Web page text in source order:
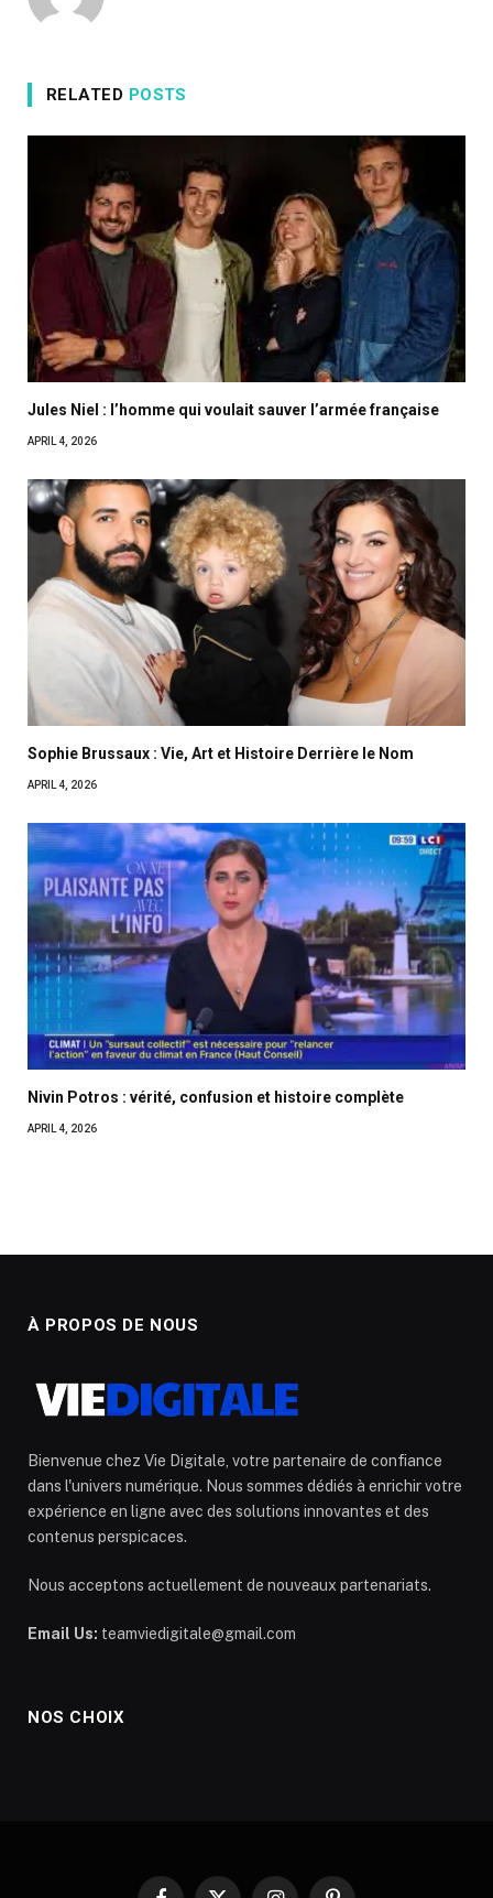
RELATED POSTS
Jules Niel : l’homme qui voulait sauver l’armée française
APRIL 4, 2026
Sophie Brussaux : Vie, Art et Histoire Derrière le Nom
APRIL 4, 2026
Nivin Potros : vérité, confusion et histoire complète
APRIL 4, 2026
À PROPOS DE NOUS
Bienvenue chez Vie Digitale, votre partenaire de confiance
dans l'univers numérique. Nous sommes dédiés à enrichir votre
expérience en ligne avec des solutions innovantes et des
contenus perspicaces.
Nous acceptons actuellement de nouveaux partenariats.
Email Us: teamviedigitale@gmail.com
NOS CHOIX